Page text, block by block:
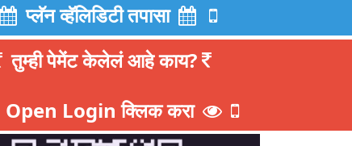
प्लॅन व्हॅलिडिटी तपासा
तुम्ही पेमेंट केलेलं आहे काय?
Open Login क्लिक करा